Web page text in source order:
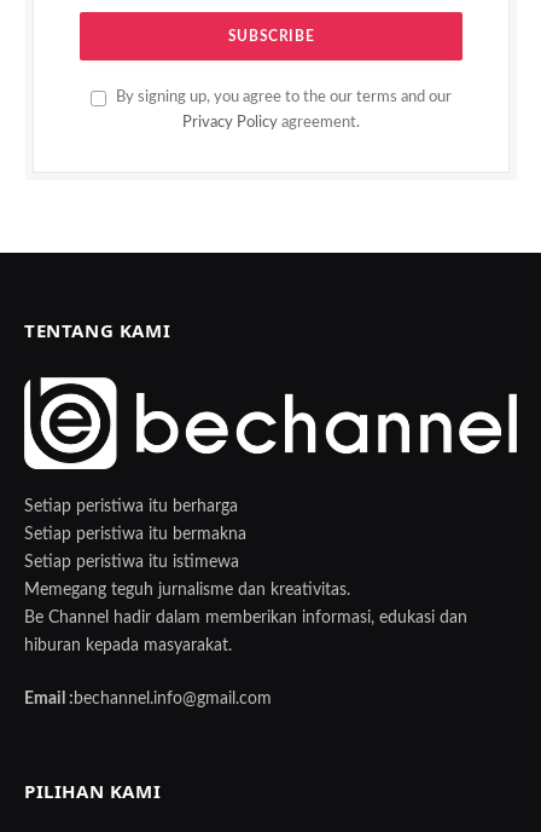
By signing up, you agree to the our terms and our
Privacy Policy agreement.
TENTANG KAMI
Setiap peristiwa itu berharga
Setiap peristiwa itu bermakna
Setiap peristiwa itu istimewa
Memegang teguh jurnalisme dan kreativitas.
Be Channel hadir dalam memberikan informasi, edukasi dan
hiburan kepada masyarakat.
Email : bechannel.info@gmail.com
PILIHAN KAMI